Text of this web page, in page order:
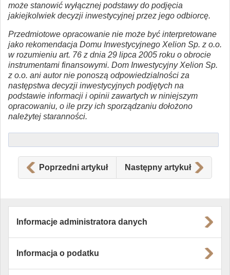
może stanowić wyłącznej podstawy do podjęcia
jakiejkolwiek decyzji inwestycyjnej przez jego odbiorcę.
Przedmiotowe opracowanie nie może być interpretowane
jako rekomendacja Domu Inwestycyjnego Xelion Sp. z o.o.
w rozumieniu art. 76 z dnia 29 lipca 2005 roku o obrocie
instrumentami finansowymi. Dom Inwestycyjny Xelion Sp.
z o.o. ani autor nie ponoszą odpowiedzialności za
następstwa decyzji inwestycyjnych podjętych na
podstawie informacji i opinii zawartych w niniejszym
opracowaniu, o ile przy ich sporządzaniu dołożono
należytej staranności.
Poprzedni artykuł Następny artykuł
Informacje administratora danych
Informacja o podatku